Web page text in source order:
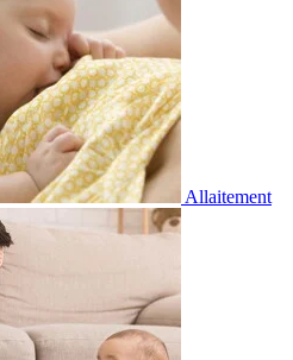
Allaitement